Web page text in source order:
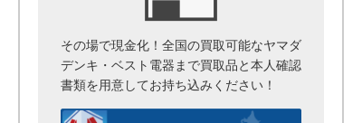
その場で現金化！全国の買取可能なヤマダ
デンキ・ベスト電器まで買取品と本人確認
書類を用意してお持ち込みください！